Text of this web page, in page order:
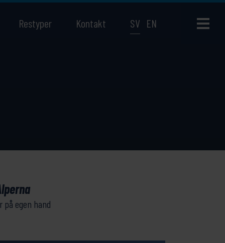
Restyper Kontakt SV EN
på egen hand